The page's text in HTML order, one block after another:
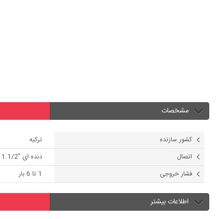
مشخصات
کشور سازنده ترکیه
اتصال
دنده ای "1.1/2
فشار خروجی
1 تا 6 بار
اطلاعات بیشتر